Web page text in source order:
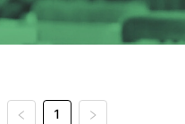
1